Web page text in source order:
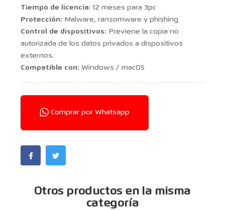
Tiempo de licencia: 12 meses para 3pc
Protección: Malware, ransomware y phishing
Control de dispositivos: Previene la copia no
autorizada de los datos privados a dispositivos
externos.
Compatible con:Windows / macOS
Comprar por Whatsapp
Otros productos en la misma
categoría